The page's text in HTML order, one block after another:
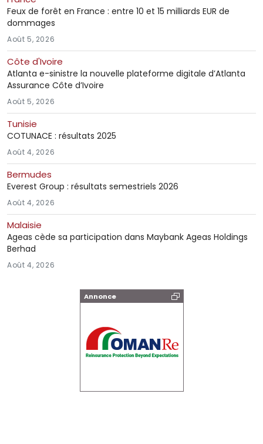
Annonce
Feux de forêt en France : entre 10 et 15 milliards EUR de
dommages
Août 5, 2026
Côte d'Ivoire
Atlanta e-sinistre la nouvelle plateforme digitale d’Atlanta
Assurance Côte d’Ivoire
Août 5, 2026
Tunisie
COTUNACE : résultats 2025
Août 4, 2026
Bermudes
Everest Group : résultats semestriels 2026
Août 4, 2026
Malaisie
Ageas cède sa participation dans Maybank Ageas Holdings
Berhad
Août 4, 2026